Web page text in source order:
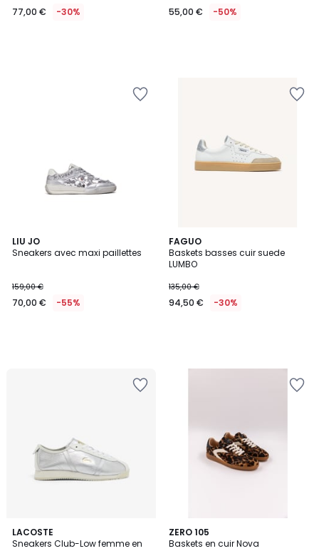
77,00 € -30% 55,00 € -50%
LIU JO
Sneakers avec maxi paillettes
159,00 €
70,00 € -55%
FAGUO
Baskets basses cuir suede
LUMBO
135,00 €
94,50 € -30%
LACOSTE
Sneakers Club-Low femme en
ZERO 105
Baskets en cuir Nova